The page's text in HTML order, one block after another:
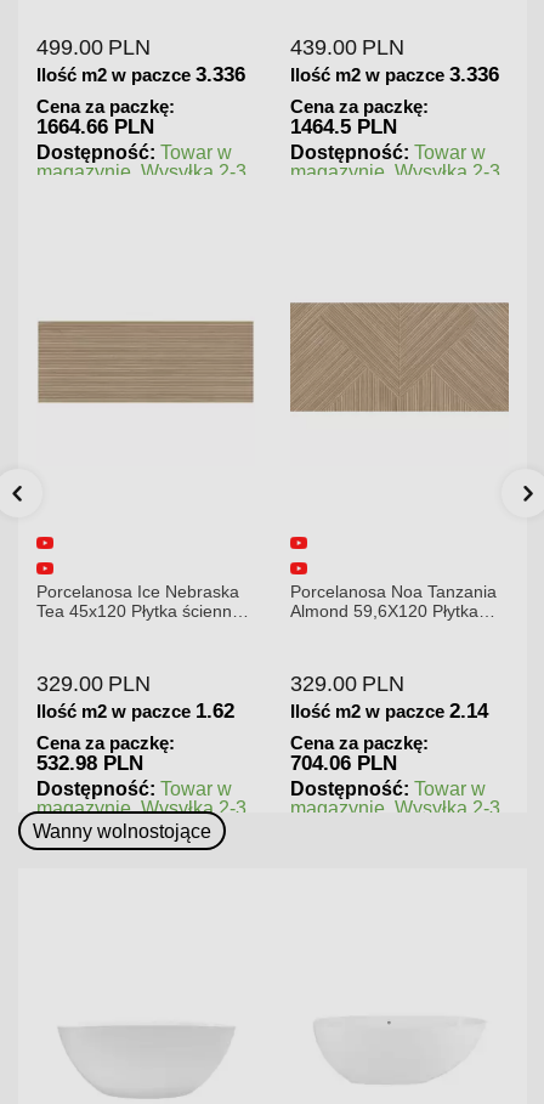
439.00 PLN
Ilość m2 w paczce 3.336
Cena za paczkę:
1464.5 PLN
Dostępność: Towar w
magazynie. Wysyłka 2-3
180.00 PLN
Ilość m2 w paczce 1.125
Cena za paczkę:
202.5 PLN
Dostępność: Towar w
magazynie. Wysyłka 2-3
Porcelanosa Noa Tanzania
Almond 59,6X120 Płytka
329.00 PLN
Ilość m2 w paczce 2.14
Cena za paczkę:
704.06 PLN
Dostępność: Towar w
magazynie. Wysyłka 2-3
dni.
Porcelanosa Karachi Grey
120x120x8,5mm płytka
379.00 PLN
Ilość m2 w paczce 1.44
Cena za paczkę:
545.76 PLN
Dostępność: Towar w
magazynie. Wysyłka 2-3
Wanny wolnostojące